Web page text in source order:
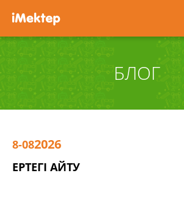
БЛОГ
8-082026
ЕРТЕГІ АЙТУ